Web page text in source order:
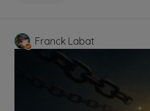
Franck Labat